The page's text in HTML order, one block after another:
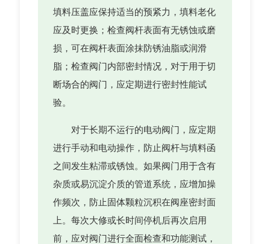
填料压盖应保持适当的预紧力，填料老化
应及时更换；检查阀杆表面有无锈蚀或磨
损，可在阀杆表面涂抹防锈油脂或润滑
脂；检查阀门内部密封情况，对于用于切
断场合的阀门，应定期进行密封性能试
验。
对于长期不运行的电动阀门，应定期
进行手动和电动操作，防止阀杆与填料函
之间发生粘滞或锈蚀。如果阀门用于含有
杂质或易沉淀介质的管道系统，应增加操
作频次，防止固体颗粒沉积在阀座密封面
上。每次大修或长时间停机后再次启用
前，应对阀门进行全面检查和功能测试，